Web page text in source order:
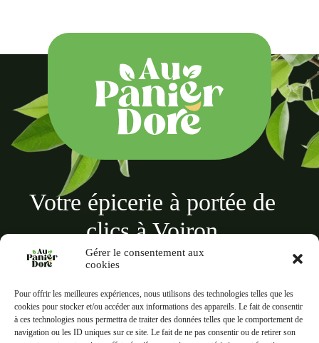
Gérer le consentement aux
cookies
Pour offrir les meilleures expériences, nous utilisons des technologies telles que les
cookies pour stocker et/ou accéder aux informations des appareils. Le fait de consentir
à ces technologies nous permettra de traiter des données telles que le comportement de
navigation ou les ID uniques sur ce site. Le fait de ne pas consentir ou de retirer son
Votre épicerie à portée de
clics à Voiron
Au panier doré
18 Rue des Terreaux, 38500 Voiron